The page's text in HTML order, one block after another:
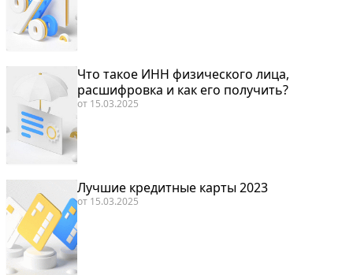
Что такое ИНН физического лица,
расшифровка и как его получить?
от 15.03.2025
Лучшие кредитные карты 2023
от 15.03.2025